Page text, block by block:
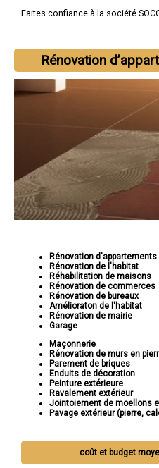
Faites confiance à la société
Rénovation
Rénovation d'appartements
Rénovation de l'habitat
Réhabilitation de maisons
Rénovation de commerces
Rénovation de bureaux
Amélioraton de l'habitat
Rénovation de mairie
Garage
Maçonnerie
Rénovation de murs en
Parement de briques
Enduits de décoration
Peinture extérieure
Ravalement extérieur
Jointoiement de moellons
Pavage extérieur (pierre,
coût et budget